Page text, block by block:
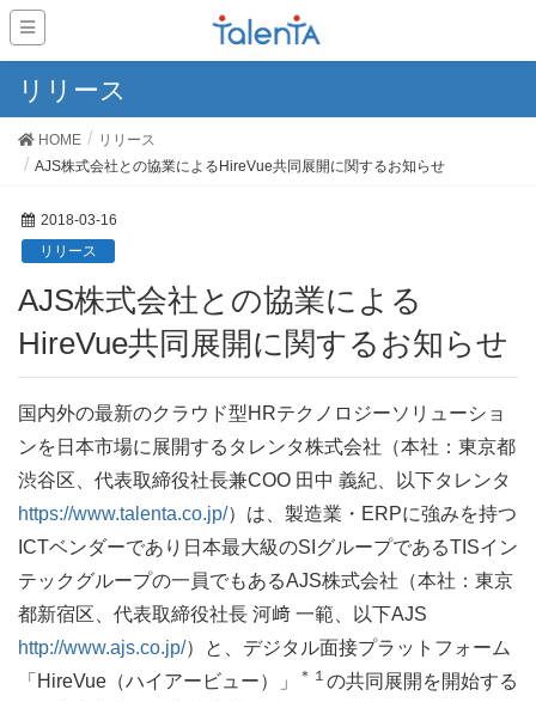
リリース
HOME
リリース
AJS株式会社との協業によるHireVue共同展開に関するお知らせ
2018-03-16
リリース
AJS株式会社との協業による
HireVue共同展開に関するお知らせ
国内外の最新のクラウド型HRテクノロジーソリューショ
ンを日本市場に展開するタレンタ株式会社（本社：東京都
渋谷区、代表取締役社長兼COO 田中 義紀、以下タレンタ
https://www.talenta.co.jp/）は、製造業・ERPに強みを持つ
ICTベンダーであり日本最大級のSIグループであるTISイン
テックグループの一員でもあるAJS株式会社（本社：東京
都新宿区、代表取締役社長 河﨑 一範、以下AJS
http://www.ajs.co.jp/）と、デジタル面接プラットフォーム
「HireVue（ハイアービュー）」
＊１ の共同展開を開始する